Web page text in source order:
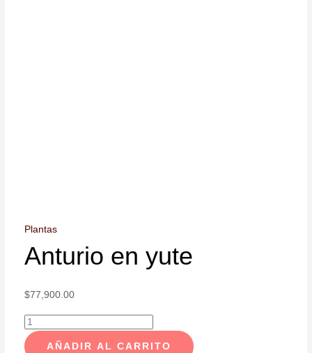
Plantas
Anturio en yute
$77,900.00
AÑADIR AL CARRITO